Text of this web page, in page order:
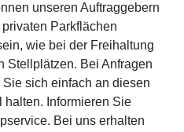
unseren Auftraggebern
Parkflächen
wie bei der Freihaltung
Stellplätzen. Bei Anfragen
sich einfach an diesen
halten. Informieren Sie
Bei uns erhalten